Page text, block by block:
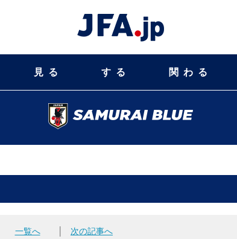
見る する 関わる
一覧へ 次の記事へ